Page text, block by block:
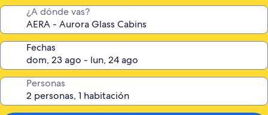
¿A dónde vas?
Fechas
Personas